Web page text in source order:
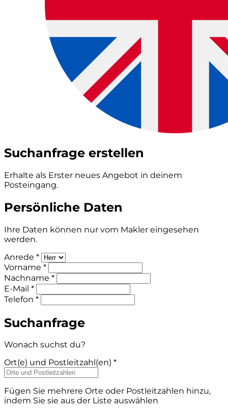
Suchanfrage erstellen
Erhalte als Erster neues Angebot in deinem
Posteingang.
Persönliche Daten
Ihre Daten können nur vom Makler eingesehen
werden.
Anrede *
Vorname *
Nachname *
E-Mail *
Telefon *
Suchanfrage
Wonach suchst du?
Ort(e) und Postleitzahl(en) *
Fügen Sie mehrere Orte oder Postleitzahlen hinzu,
indem Sie sie aus der Liste auswählen